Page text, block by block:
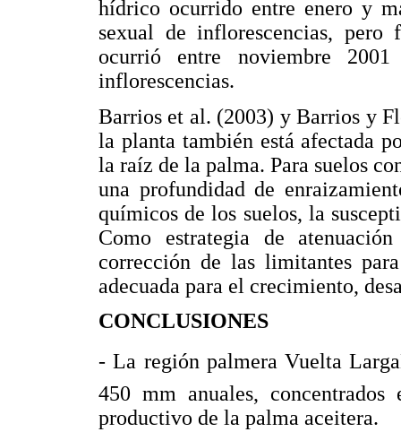
hídrico ocurrido entre enero y
sexual de inflorescencias,
ocurrió entre noviembre
inflorescencias.
Barrios et al. (2003) y Barrios y
la planta también está afectada
la raíz de la palma. Para suelos
una profundidad de
químicos de los suelos, la
Como estrategia de
corrección de las limitantes
adecuada para el crecimiento,
CONCLUSIONES
- La región palmera Vuelta
450 mm anuales,
productivo de la palma aceitera.